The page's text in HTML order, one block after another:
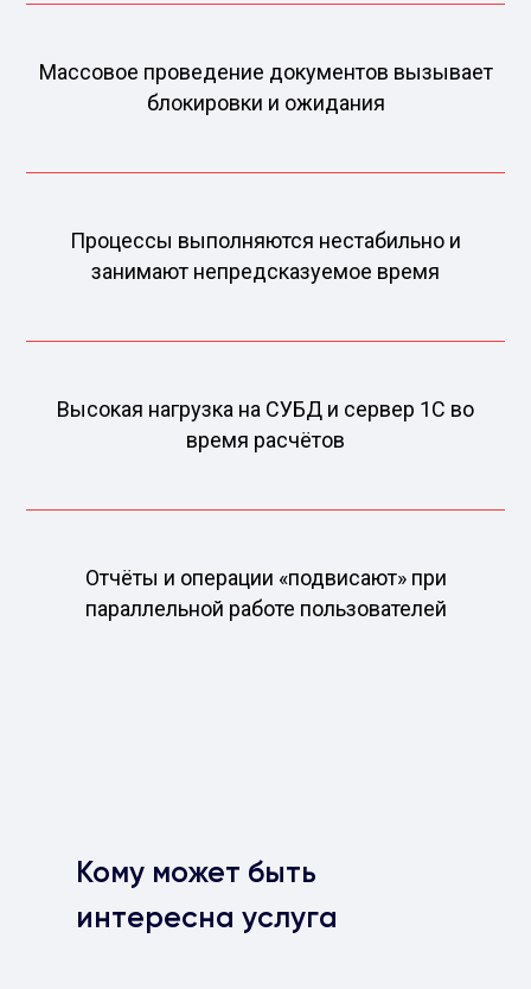
Массовое проведение документов вызывает
блокировки и ожидания
Процессы выполняются нестабильно и
занимают непредсказуемое время
Высокая нагрузка на СУБД и сервер 1С во
время расчётов
Отчёты и операции «подвисают» при
параллельной работе пользователей
Кому может быть
интересна услуга